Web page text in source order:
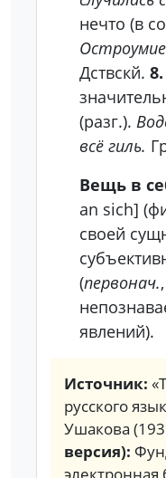
нечто (в
Дствскй. 8.
(разг.).
всё гиль.
Вещь в
an sich]
своей
(первонач.
явлений).
Источник:
русского
Ушакова
версия):